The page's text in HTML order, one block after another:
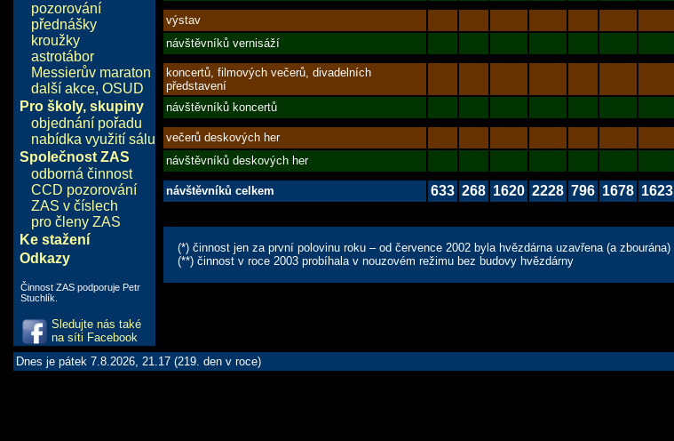
pozorování
přednášky
kroužky
astrotábor
Messierův maraton
další akce, OSUD
Pro školy, skupiny
objednání pořadu
nabídka využití sálu
Společnost ZAS
odborná činnost
CCD pozorování
ZAS v číslech
pro členy ZAS
Ke stažení
Odkazy
Činnost ZAS podporuje Petr
Stuchlík.
Sledujte nás také
na síti Facebook
výstav
návštěvníků vernisáží
koncertů, filmových večerů, divadelních
představení
návštěvníků koncertů
večerů deskových her
návštěvníků deskových her
návštěvníků celkem 633 268 1620 2228 796 1678 1623
(*) činnost jen za první polovinu roku – od července 2002 byla hvězdárna uzavřena (a zbourána)
(**) činnost v roce 2003 probíhala v nouzovém režimu bez budovy hvězdárny
Dnes je pátek 7.8.2026, 21.17 (219. den v roce)